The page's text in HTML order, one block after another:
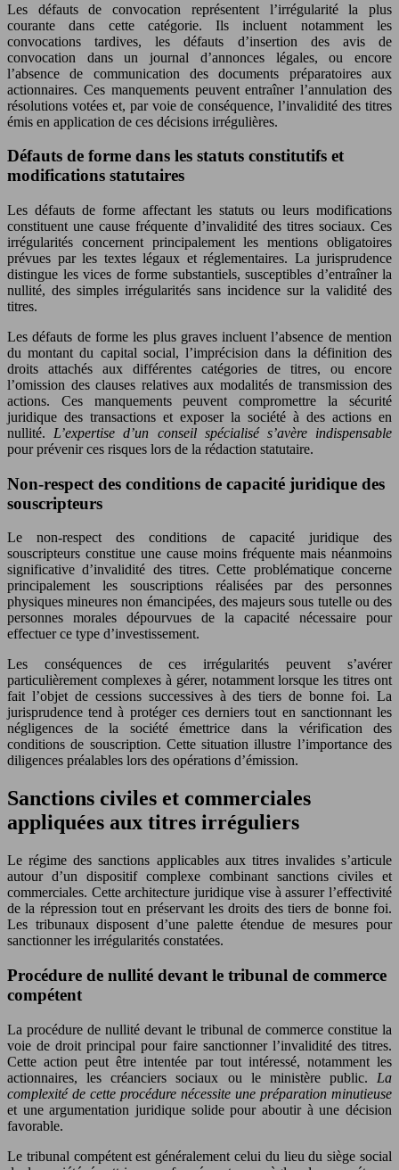
Les défauts de convocation représentent l’irrégularité la plus
courante dans cette catégorie. Ils incluent notamment les
convocations tardives, les défauts d’insertion des avis de
convocation dans un journal d’annonces légales, ou encore
l’absence de communication des documents préparatoires aux
actionnaires. Ces manquements peuvent entraîner l’annulation des
résolutions votées et, par voie de conséquence, l’invalidité des titres
émis en application de ces décisions irrégulières.
Défauts de forme dans les statuts constitutifs et
modifications statutaires
Les défauts de forme affectant les statuts ou leurs modifications
constituent une cause fréquente d’invalidité des titres sociaux. Ces
irrégularités concernent principalement les mentions obligatoires
prévues par les textes légaux et réglementaires. La jurisprudence
distingue les vices de forme substantiels, susceptibles d’entraîner la
nullité, des simples irrégularités sans incidence sur la validité des
titres.
Les défauts de forme les plus graves incluent l’absence de mention
du montant du capital social, l’imprécision dans la définition des
droits attachés aux différentes catégories de titres, ou encore
l’omission des clauses relatives aux modalités de transmission des
actions. Ces manquements peuvent compromettre la sécurité
juridique des transactions et exposer la société à des actions en
nullité. L’expertise d’un conseil spécialisé s’avère indispensable
pour prévenir ces risques lors de la rédaction statutaire.
Non-respect des conditions de capacité juridique des
souscripteurs
Le non-respect des conditions de capacité juridique des
souscripteurs constitue une cause moins fréquente mais néanmoins
significative d’invalidité des titres. Cette problématique concerne
principalement les souscriptions réalisées par des personnes
physiques mineures non émancipées, des majeurs sous tutelle ou des
personnes morales dépourvues de la capacité nécessaire pour
effectuer ce type d’investissement.
Les conséquences de ces irrégularités peuvent s’avérer
particulièrement complexes à gérer, notamment lorsque les titres ont
fait l’objet de cessions successives à des tiers de bonne foi. La
jurisprudence tend à protéger ces derniers tout en sanctionnant les
négligences de la société émettrice dans la vérification des
conditions de souscription. Cette situation illustre l’importance des
diligences préalables lors des opérations d’émission.
Sanctions civiles et commerciales
appliquées aux titres irréguliers
Le régime des sanctions applicables aux titres invalides s’articule
autour d’un dispositif complexe combinant sanctions civiles et
commerciales. Cette architecture juridique vise à assurer l’effectivité
de la répression tout en préservant les droits des tiers de bonne foi.
Les tribunaux disposent d’une palette étendue de mesures pour
sanctionner les irrégularités constatées.
Procédure de nullité devant le tribunal de commerce
compétent
La procédure de nullité devant le tribunal de commerce constitue la
voie de droit principal pour faire sanctionner l’invalidité des titres.
Cette action peut être intentée par tout intéressé, notamment les
actionnaires, les créanciers sociaux ou le ministère public. La
complexité de cette procédure nécessite une préparation minutieuse
et une argumentation juridique solide pour aboutir à une décision
favorable.
Le tribunal compétent est généralement celui du lieu du siège social